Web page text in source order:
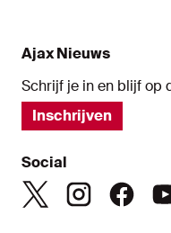
Ajax Nieuws
Schrijf je in en blijf op
Inschrijven
Social